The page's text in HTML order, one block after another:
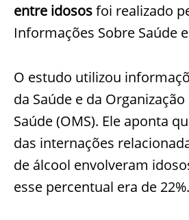
entre idososfoi realizado
Informações Sobre Saúde
O estudo utilizou
da Saúde e da
Saúde (OMS). Ele aponta
das internações
de álcool envolveram
esse percentual era de 22%.